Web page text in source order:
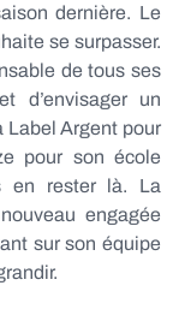
dernière. Le
se surpasser.
de tous ses
d’envisager un
Label Argent pour
pour son école
en rester là. La
engagée
sur son équipe